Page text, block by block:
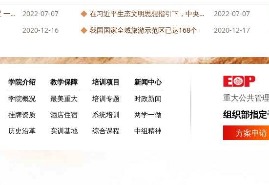
... 2022-07-07 在习近平生态文明思想指引下，中央生态... 2022-07-07
2020-12-16 我国国家全域旅游示范区已达168个 2020-12-17
学院介绍
学院概况
挂牌资质
历史沿革
教学保障
最美重大
酒店住宿
实训基地
培训项目
培训专题
系统培训
综合课程
新闻中心
时政新闻
两学一做
中组精神
重大公共管
组织部指
方案申请